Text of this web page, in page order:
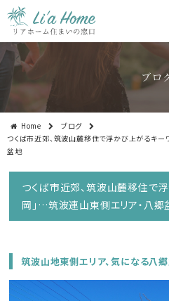
ブロ
Home
ブログ
つくば市近郊、筑波山麓移住で浮かび上がるキー
盆地
つくば市近郊、筑波山麓移住で
岡」…筑波連山東側エリア・八郷
筑波山地東側エリア、気になる八郷